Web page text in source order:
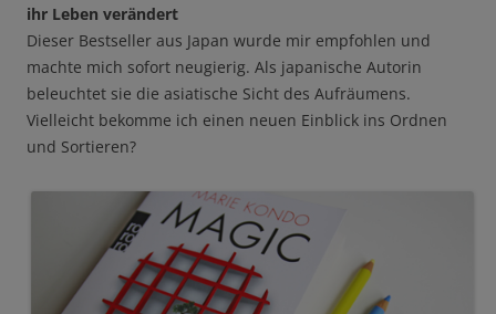
ihr Leben verändert
Dieser Bestseller aus Japan wurde mir empfohlen und
machte mich sofort neugierig. Als japanische Autorin
beleuchtet sie die asiatische Sicht des Aufräumens.
Vielleicht bekomme ich einen neuen Einblick ins Ordnen
und Sortieren?